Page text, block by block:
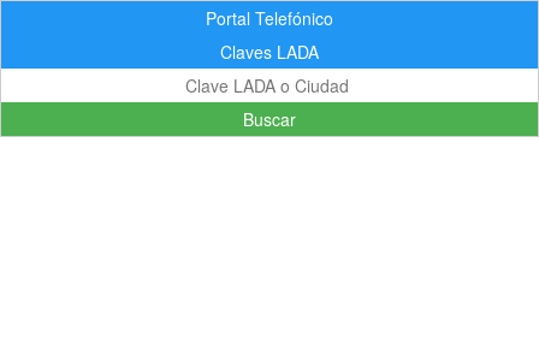
Portal Telefónico
Claves LADA
Buscar